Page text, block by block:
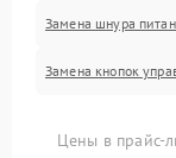
Замена шнура
Замена кнопок
Цены в прайс-